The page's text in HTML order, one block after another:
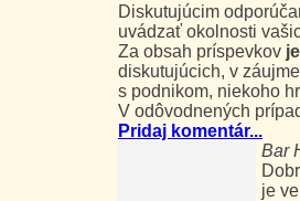
Diskutujúcim
uvádzať okolnosti
Za obsah príspevkov
diskutujúcich, v
s podnikom, niekoho
V odôvodnených
Pridaj komentár...
Bar
je